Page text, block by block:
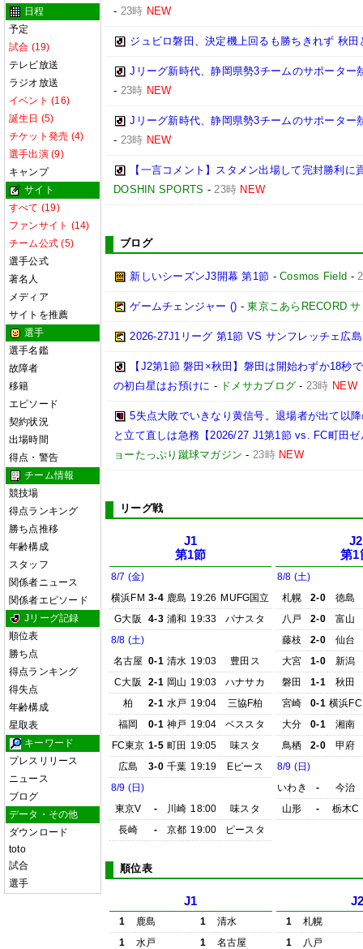
日程
予定
試合 (19)
テレビ放送
ラジオ放送
イベント (16)
誕生日 (5)
チケット発売 (4)
選手出演 (9)
キャンプ
サイト
すべて (19)
ファンサイト (14)
チーム公式 (5)
選手公式
著名人
メディア
サイトを推薦
選手
選手名鑑
故障者
移籍
エピソード
契約状況
出場時間
得点・警告
チーム情報
競技場
得点ランキング
勝ち点推移
年齢構成
スタッフ
関係者ニュース
関係者エピソード
Jリーグ記録
順位表
勝ち点
得点ランキング
得失点
年齢構成
星取表
キーワード
プレスリリース
ニュース
ブログ
データ・その他
ダウンロード
toto
試合
選手
- 23時 NEW
ジュビロ磐田、決定機上回るも勝ちきれず 秋
Jリーグ新時代、静岡県勢3チームのサポータ
- 23時 NEW
Jリーグ新時代、静岡県勢3チームのサポータ
- 23時 NEW
【一言コメント】スタメン出場して完封勝利
DOSHIN SPORTS -23時 NEW
ブログ
新しいシーズンJ3開幕 第1節 -Cosmos Field -
ゲームチェンジャー () -東京こあらRECORD
2026‐27J1リーグ 第1節 VS サンフレッチェ広島
【J2第1節 磐田×秋田】磐田は開始わずか18秒
の初白星はお預けに - ドメサカブログ - 23時 NEW
5失点大敗でいきなり黄信号。退場者が出て以
と立て直しは急務【2026/27 J1第1節 vs. FC町田
ョーたっぷり蹴球マガジン -23時 NEW
リーグ戦
J1
第1節
8/7 (金)
横浜FM 3-4 鹿島 19:26 MUFG国立
G大阪
4-3 浦和 19:33
パナスタ
8/8 (土)
名古屋 0-1 清水 19:03
豊田ス
C大阪
2-1 岡山 19:03
ハナサカ
柏
2-1 水戸 19:04
三協F柏
福岡
0-1 神戸 19:04
ベススタ
FC東京 1-5 町田 19:05
味スタ
広島
3-0 千葉 19:19
Eピース
8/9 (日)
東京V
- 川崎 18:00
味スタ
長崎
- 京都 19:00 ピースタ
J2
第1
8/8 (土)
札幌
2-0
徳島
八戸
2-0
富山
藤枝
2-0
仙台
大宮
1-0
新潟
磐田
1-1
秋田
宮崎
0-1 横浜FC
大分
0-1
湘南
鳥栖
2-0
甲府
8/9 (日)
いわき
-
今治
山形
- 栃木C
順位表
J1
1 鹿島 1
清水
1
水戸 1
名古屋
1
札幌
1
八戸